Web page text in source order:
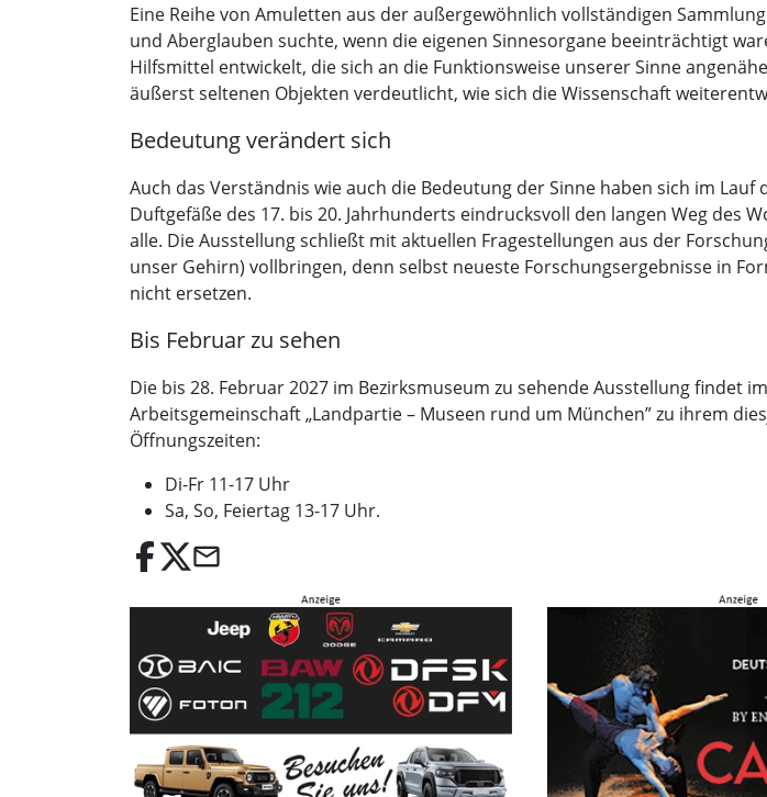
Eine Reihe von Amuletten aus der außergewöhnlich vollständigen
und Aberglauben suchte, wenn die eigenen Sinnesorgane beeinträchtigt
Hilfsmittel entwickelt, die sich an die Funktionsweise unserer Sinne
äußerst seltenen Objekten verdeutlicht, wie sich die Wissenschaft
Bedeutung verändert sich
Auch das Verständnis wie auch die Bedeutung der Sinne haben sich im
Duftgefäße des 17. bis 20. Jahrhunderts eindrucksvoll den langen Weg des
alle. Die Ausstellung schließt mit aktuellen Fragestellungen aus der
unser Gehirn) vollbringen, denn selbst neueste Forschungsergebnisse in
nicht ersetzen.
Bis Februar zu sehen
Die bis 28. Februar 2027 im Bezirksmuseum zu sehende Ausstellung findet
Arbeitsgemeinschaft „Landpartie – Museen rund um München” zu ihrem
Öffnungszeiten:
Di-Fr 11-17 Uhr
Sa, So, Feiertag 13-17 Uhr.
email